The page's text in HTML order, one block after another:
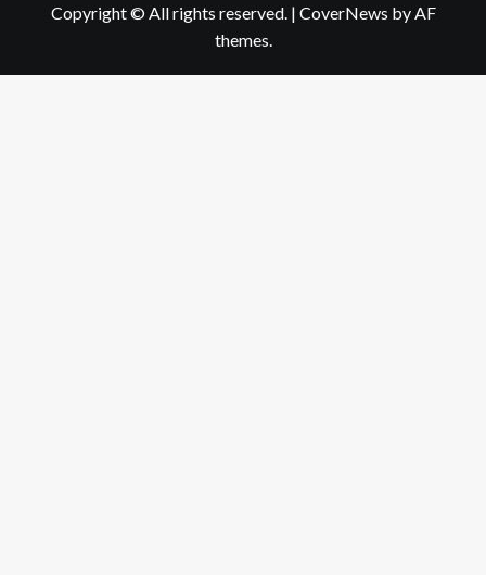
Copyright © All rights reserved. | CoverNews by AF
themes.